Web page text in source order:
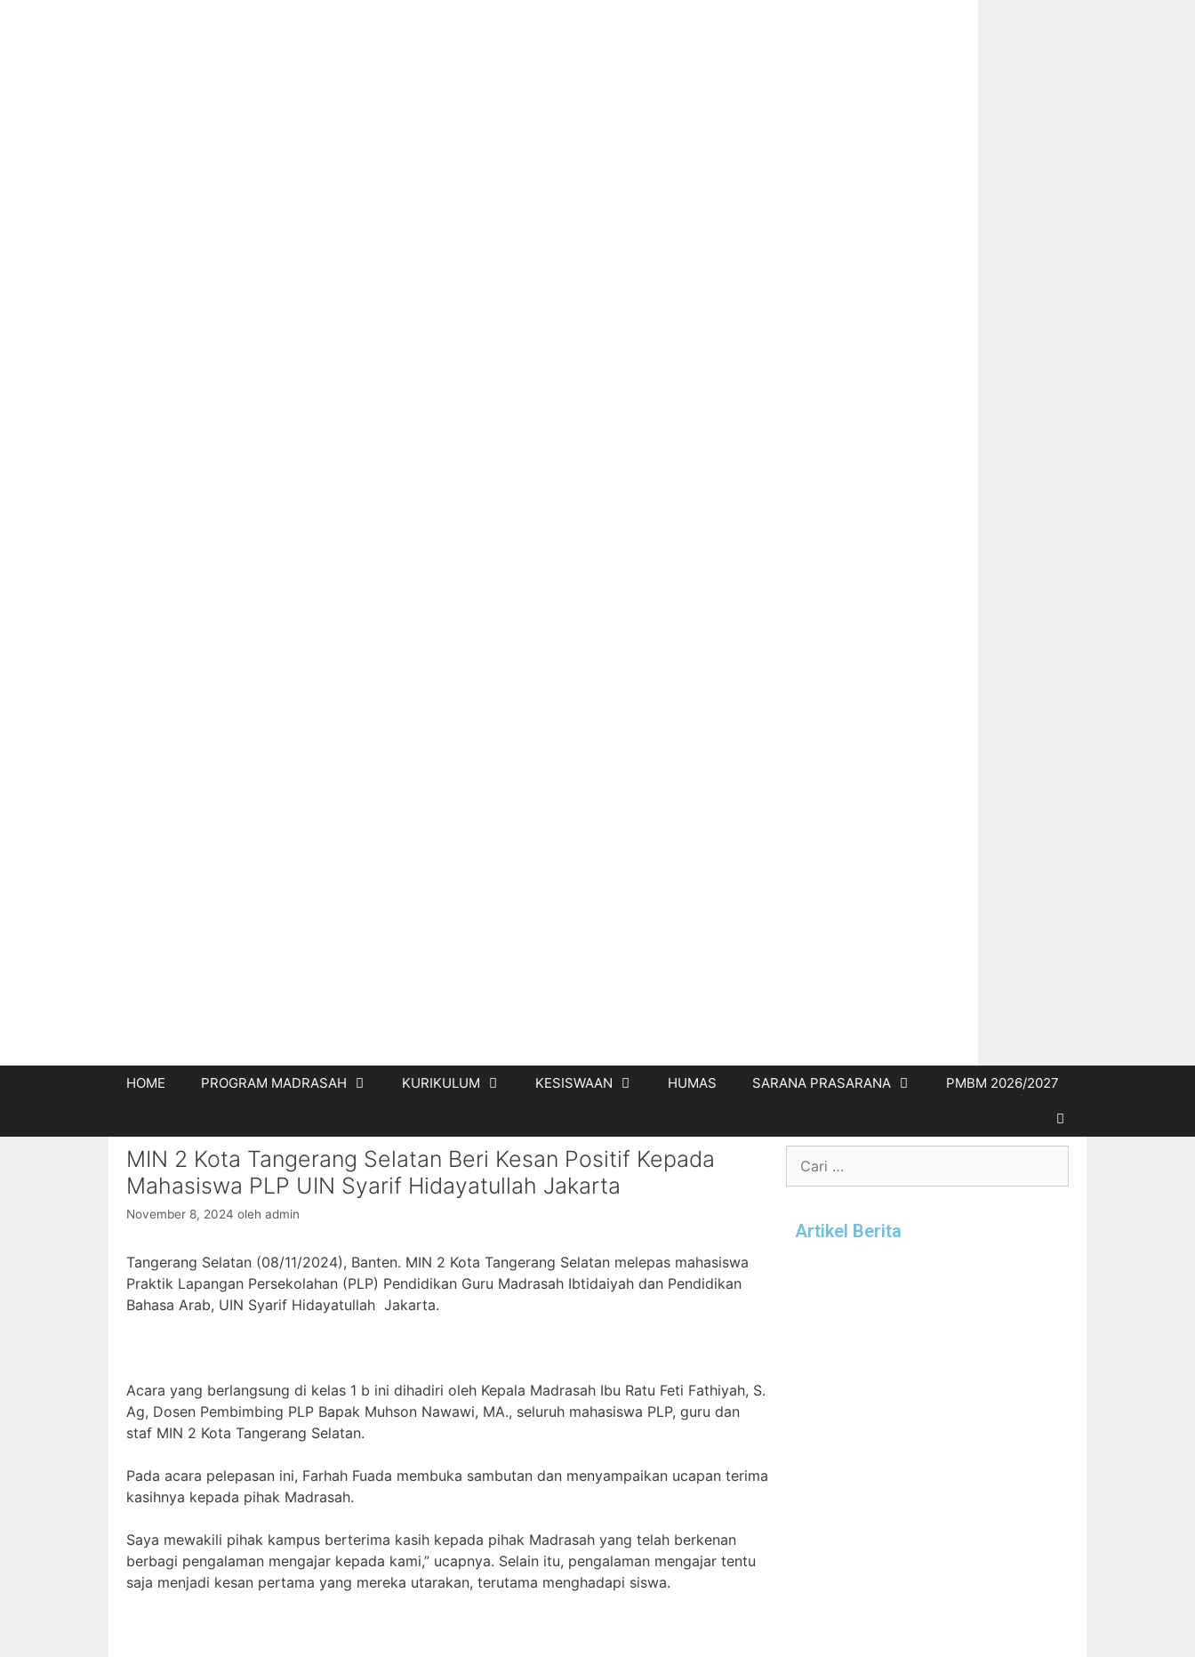
HOME PROGRAM MADRASAH KURIKULUM KESISWAAN HUMAS SARANA PRASARANA PMBM 2026/2027
MIN 2 Kota Tangerang Selatan Beri Kesan Positif Kepada
Mahasiswa PLP UIN Syarif Hidayatullah Jakarta
November 8, 2024 oleh admin
Tangerang Selatan (08/11/2024), Banten. MIN 2 Kota Tangerang Selatan melepas mahasiswa
Praktik Lapangan Persekolahan (PLP) Pendidikan Guru Madrasah Ibtidaiyah dan Pendidikan
Bahasa Arab, UIN Syarif Hidayatullah Jakarta.
Acara yang berlangsung di kelas 1 b ini dihadiri oleh Kepala Madrasah Ibu Ratu Feti Fathiyah, S.
Ag, Dosen Pembimbing PLP Bapak Muhson Nawawi, MA., seluruh mahasiswa PLP, guru dan
staf MIN 2 Kota Tangerang Selatan.
Pada acara pelepasan ini, Farhah Fuada membuka sambutan dan menyampaikan ucapan terima
kasihnya kepada pihak Madrasah.
Saya mewakili pihak kampus berterima kasih kepada pihak Madrasah yang telah berkenan
berbagi pengalaman mengajar kepada kami,” ucapnya. Selain itu, pengalaman mengajar tentu
saja menjadi kesan pertama yang mereka utarakan, terutama menghadapi siswa.
Artikel Berita